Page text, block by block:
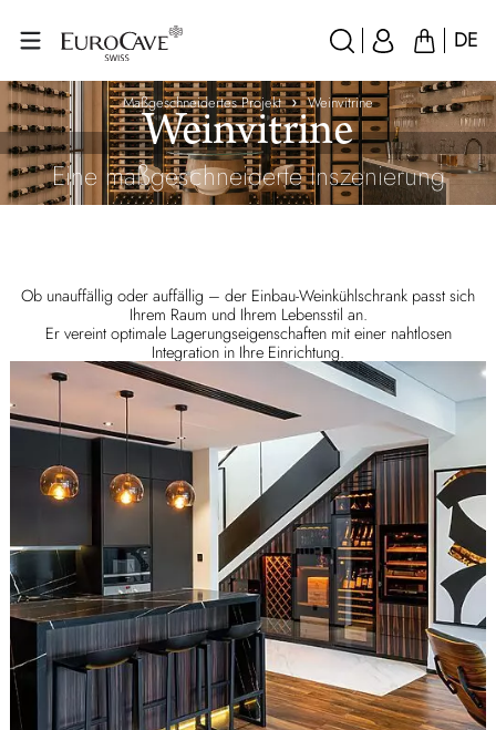
DE
Maßgeschneidertes Projekt Weinvitrine
Weinvitrine
Eine maßgeschneiderte Inszenierung
Ob unauffällig oder auffällig – der Einbau-Weinkühlschrank passt sich
Ihrem Raum und Ihrem Lebensstil an.
Er vereint optimale Lagerungseigenschaften mit einer nahtlosen
Integration in Ihre Einrichtung.